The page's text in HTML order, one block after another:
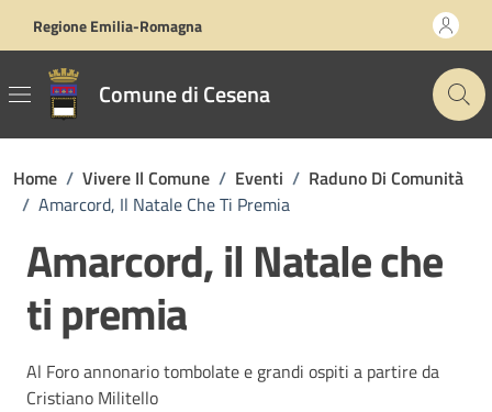
Regione Emilia-Romagna
Comune di Cesena
Home / Vivere Il Comune / Eventi / Raduno Di Comunità
/ Amarcord, Il Natale Che Ti Premia
Amarcord, il Natale che
ti premia
Al Foro annonario tombolate e grandi ospiti a partire da
Cristiano Militello